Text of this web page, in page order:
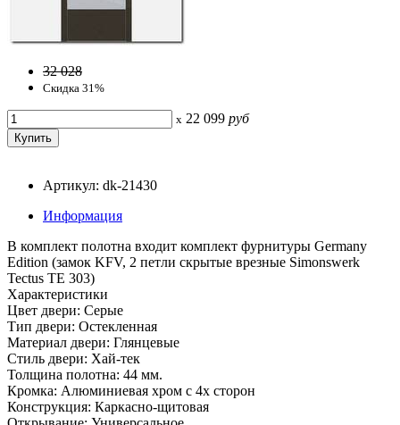
32 028
Скидка 31%
x 22 099 руб
Артикул: dk-21430
Информация
В комплект полотна входит комплект фурнитуры Germany
Edition (замок KFV, 2 петли скрытые врезные Simonswerk
Tectus TE 303)
Характеристики
Цвет двери: Серые
Тип двери: Остекленная
Материал двери: Глянцевые
Стиль двери: Хай-тек
Толщина полотна: 44 мм.
Кромка: Алюминиевая хром с 4х сторон
Конструкция: Каркасно-щитовая